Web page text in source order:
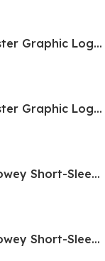
Men's Aster Graphic Logo Ringer T-Shirt
Men's Aster Graphic Logo Ringer T-Shirt
Men's Bowey Short-Sleeve Tipping Polo Shirt
Men's Bowey Short-Sleeve Tipping Polo Shirt